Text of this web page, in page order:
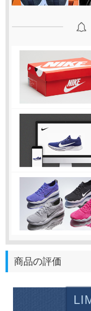
商品の評価